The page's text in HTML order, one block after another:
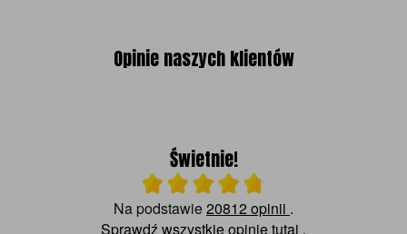
Opinie naszych klientów
Świetnie!
Ocena średnia 4.8 na 5
Na podstawie20812 opinii .
Sprawdź wszystkie opinietutaj .